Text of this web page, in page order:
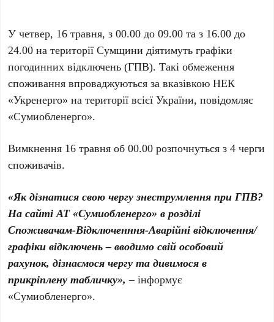
У четвер, 16 травня, з 00.00 до 09.00 та з 16.00 до
24.00 на території Сумщини діятимуть графіки
погодинних відключень (ГПВ). Такі обмеження
споживання впроваджуються за вказівкою НЕК
«Укренерго» на території всієї України, повідомляє
«Сумиобленерго».
Вимкнення 16 травня об 00.00 розпочнуться з 4 черги
споживачів.
«Як дізнатися свою чергу знеструмлення при ГПВ?
На сайті АТ «Сумиобленерго» в розділі
Споживачам-Відключенння-Аварійні відключення/
графіки відключень – вводимо свій особовий
рахунок, дізнаємося чергу та дивимося в
прикріплену табличку», – інформує
«Сумиобленерго».